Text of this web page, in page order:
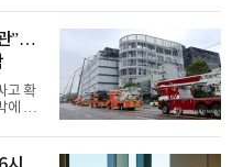
성됐
피해
에
이 시
날
, 신
해구
피해
”…
고 확
에 나
명했
에